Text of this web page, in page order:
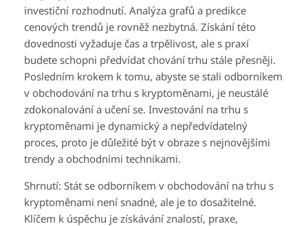
investiční rozhodnutí. Analýza grafů a predikce
cenových trendů je rovněž nezbytná. Získání této
dovednosti vyžaduje čas a trpělivost, ale s praxí
budete schopni předvídat chování trhu stále přesněji.
Posledním krokem k tomu, abyste se stali odborníkem
v obchodování na trhu s kryptoměnami, je neustálé
zdokonalování a učení se. Investování na trhu s
kryptoměnami je dynamický a nepředvídatelný
proces, proto je důležité být v obraze s nejnovějšími
trendy a obchodními technikami.
Shrnutí: Stát se odborníkem v obchodování na trhu s
kryptoměnami není snadné, ale je to dosažitelné.
Klíčem k úspěchu je získávání znalostí, praxe,